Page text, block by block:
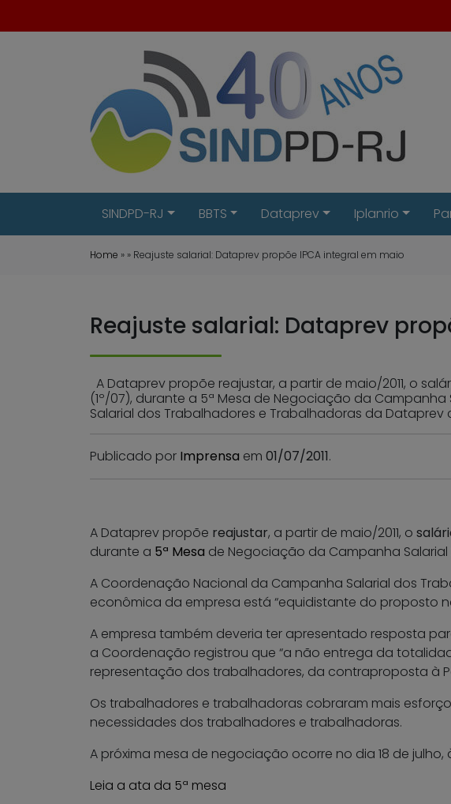
SINDPD-RJ BBTS Dataprev Iplanrio
Home » » Reajuste salarial: Dataprev propõe IPCA integral em maio
Reajuste salarial: Dataprev
A Dataprev propõe reajustar, a partir de maio/2011, o
(1º/07), durante a 5ª Mesa de Negociação da
Salarial dos Trabalhadores e Trabalhadoras da Dataprev
Publicado por Imprensa em 01/07/2011.
A Dataprev propõe reajustar, a partir de maio/2011, o
durante a 5ª Mesa de Negociação da Campanha Salarial
A Coordenação Nacional da Campanha Salarial dos
econômica da empresa está “equidistante do proposto
A empresa também deveria ter apresentado resposta
a Coordenação registrou que “a não entrega da
representação dos trabalhadores, da contraproposta à
Os trabalhadores e trabalhadoras cobraram mais
necessidades dos trabalhadores e trabalhadoras.
A próxima mesa de negociação ocorre no dia 18 de julho,
Leia a ata da 5ª mesa